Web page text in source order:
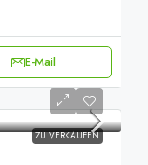
E-Mail
ZU VERKAUFEN